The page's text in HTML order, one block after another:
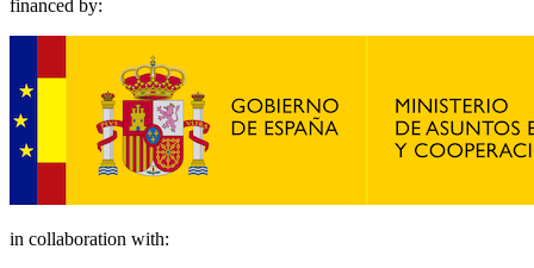
financed by:
in collaboration with: